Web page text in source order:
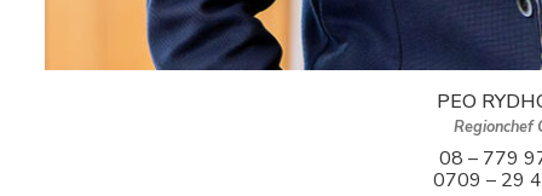
PEO
Regionchef
08 – 779
0709 – 29